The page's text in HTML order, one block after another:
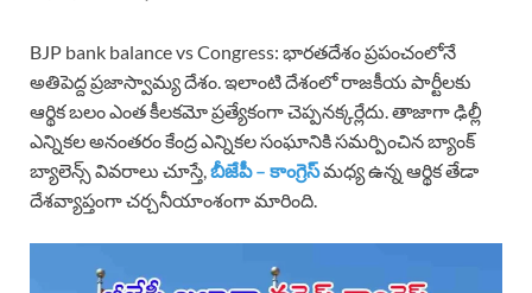
BJP bank balance vs Congress: భారతదేశం ప్రపంచంలోనే
అతిపెద్ద ప్రజాస్వామ్య దేశం. ఇలాంటి దేశంలో రాజకీయ పార్టీలకు
ఆర్థిక బలం ఎంత కీలకమో ప్రత్యేకంగా చెప్పనక్కర్లేదు. తాజాగా ఢిల్లీ
ఎన్నికల అనంతరం కేంద్ర ఎన్నికల సంఘానికి సమర్పించిన బ్యాంక్
బ్యాలెన్స్ వివరాలు చూస్తే,బీజేపీ – కాంగ్రెస్మధ్య ఉన్న ఆర్థిక తేడా
దేశవ్యాప్తంగా చర్చనీయాంశంగా మారింది.